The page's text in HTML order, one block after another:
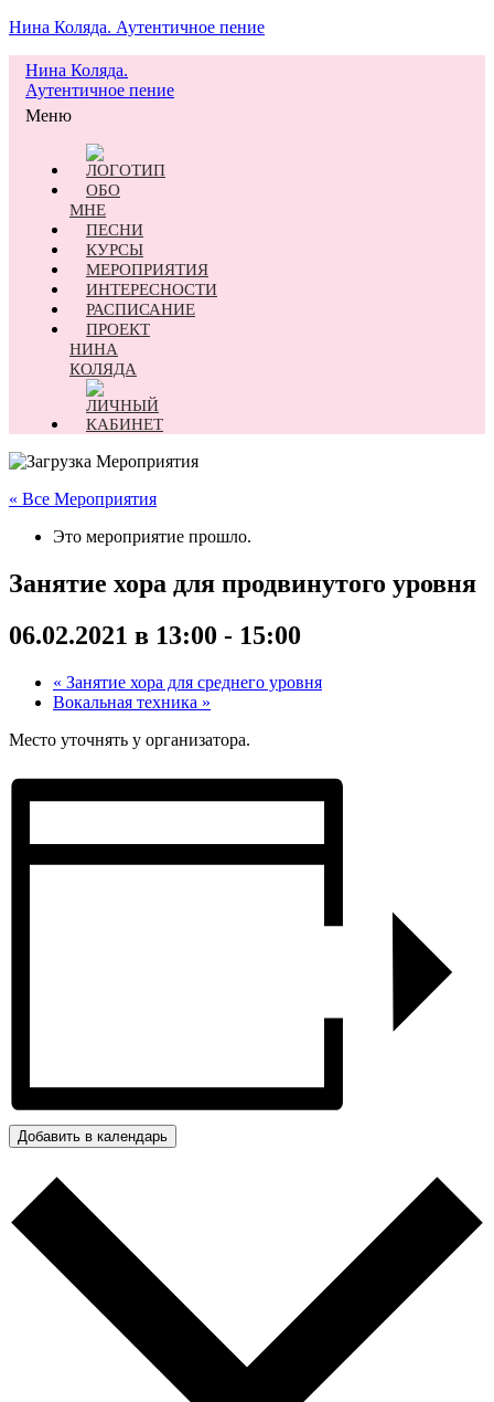
Нина Коляда. Аутентичное пение
Нина Коляда.
Аутентичное пение
Меню
ОБО
МНЕ
ПЕСНИ
КУРСЫ
МЕРОПРИЯТИЯ
ИНТЕРЕСНОСТИ
РАСПИСАНИЕ
ПРОЕКТ
НИНА
КОЛЯДА
« Все Мероприятия
Это мероприятие прошло.
Занятие хора для продвинутого уровня
06.02.2021 в 13:00 - 15:00
« Занятие хора для среднего уровня
Вокальная техника »
Место уточнять у организатора.
Добавить в календарь